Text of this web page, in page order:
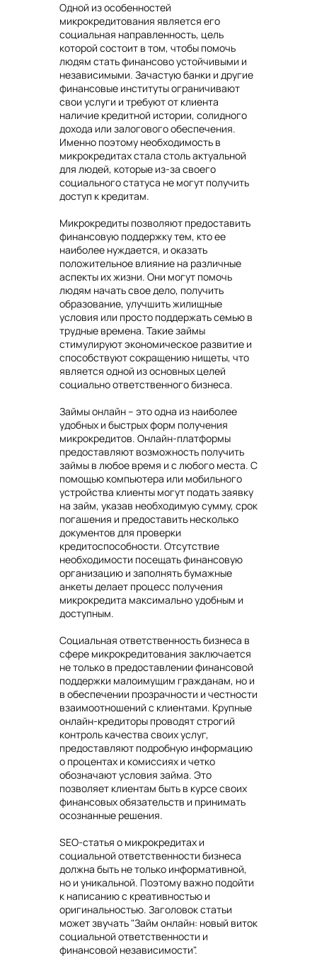
Одной из особенностей
микрокредитования является его
социальная направленность, цель
которой состоит в том, чтобы помочь
людям стать финансово устойчивыми и
независимыми. Зачастую банки и другие
финансовые институты ограничивают
свои услуги и требуют от клиента
наличие кредитной истории, солидного
дохода или залогового обеспечения.
Именно поэтому необходимость в
микрокредитах стала столь актуальной
для людей, которые из-за своего
социального статуса не могут получить
доступ к кредитам.
Микрокредиты позволяют предоставить
финансовую поддержку тем, кто ее
наиболее нуждается, и оказать
положительное влияние на различные
аспекты их жизни. Они могут помочь
людям начать свое дело, получить
образование, улучшить жилищные
условия или просто поддержать семью в
трудные времена. Такие займы
стимулируют экономическое развитие и
способствуют сокращению нищеты, что
является одной из основных целей
социально ответственного бизнеса.
Займы онлайн – это одна из наиболее
удобных и быстрых форм получения
микрокредитов. Онлайн-платформы
предоставляют возможность получить
займы в любое время и с любого места. С
помощью компьютера или мобильного
устройства клиенты могут подать заявку
на займ, указав необходимую сумму, срок
погашения и предоставить несколько
документов для проверки
кредитоспособности. Отсутствие
необходимости посещать финансовую
организацию и заполнять бумажные
анкеты делает процесс получения
микрокредита максимально удобным и
доступным.
Социальная ответственность бизнеса в
сфере микрокредитования заключается
не только в предоставлении финансовой
поддержки малоимущим гражданам, но и
в обеспечении прозрачности и честности
взаимоотношений с клиентами. Крупные
онлайн-кредиторы проводят строгий
контроль качества своих услуг,
предоставляют подробную информацию
о процентах и комиссиях и четко
обозначают условия займа. Это
позволяет клиентам быть в курсе своих
финансовых обязательств и принимать
осознанные решения.
SEO-статья о микрокредитах и
социальной ответственности бизнеса
должна быть не только информативной,
но и уникальной. Поэтому важно подойти
к написанию с креативностью и
оригинальностью. Заголовок статьи
может звучать "Займ онлайн: новый виток
социальной ответственности и
финансовой независимости".